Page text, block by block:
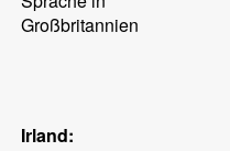
Großbritannien
Irland: